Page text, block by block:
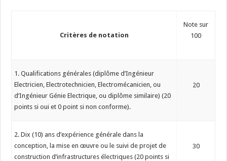
Critères de notation
Note sur
100
1. Qualifications générales (diplôme d’Ingénieur
Electricien, Electrotechnicien, Electromécanicien, ou
d’Ingénieur Génie Electrique, ou diplôme similaire) (20
points si oui et 0 point si non conforme).
20
2. Dix (10) ans d’expérience générale dans la
conception, la mise en œuvre ou le suivi de projet de
construction d’infrastructures électriques (20 points si
30